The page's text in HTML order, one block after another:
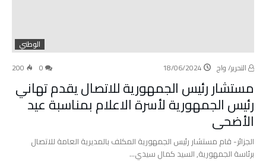
الوطني
التحرير/ واج
18/06/2024
200
مستشار رئيس الجمهورية للاتصال يقدم تهاني
رئيس الجمهورية لأسرة الاعلام بمناسبة عيد
الأضحى
الجزائر- قام مستشار رئيس الجمهورية المكلف بالمديرية العامة للاتصال
برئاسة الجمهورية, السيد كمال سيدي…